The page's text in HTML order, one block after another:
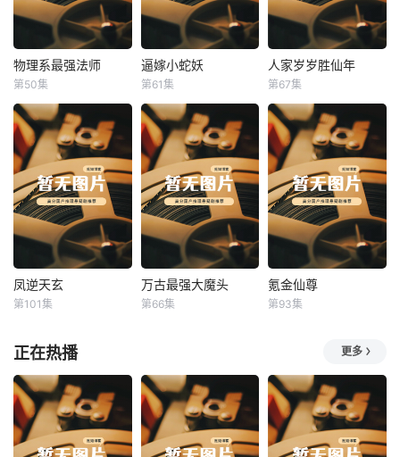
物理系最强法师
物理系最强法师
第50集
逼嫁小蛇妖
逼嫁小蛇妖
第61集
人家岁岁胜仙年
人家岁岁胜仙年
第67集
凤逆天玄
凤逆天玄
第101集
万古最强大魔头
万古最强大魔头
第66集
氪金仙尊
氪金仙尊
第93集
正在热播 更多